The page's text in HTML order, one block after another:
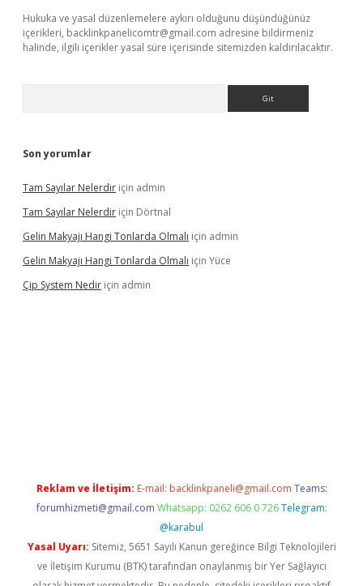
Hukuka ve yasal düzenlemelere aykırı olduğunu düşündüğünüz
içerikleri, backlinkpanelicomtr@gmail.com adresine bildirmeniz
halinde, ilgili içerikler yasal süre içerisinde sitemizden kaldırılacaktır.
Son yorumlar
Tam Sayılar Nelerdir için admin
Tam Sayılar Nelerdir için Dörtnal
Gelin Makyajı Hangi Tonlarda Olmalı için admin
Gelin Makyajı Hangi Tonlarda Olmalı için Yüce
Çip System Nedir için admin
Reklam ve İletişim: E-mail: backlinkpaneli@gmail.com Teams:
forumhizmeti@gmail.com Whatsapp: 0262 606 0 726 Telegram:
@karabul
Yasal Uyarı: Sitemiz, 5651 Sayılı Kanun gereğince Bilgi Teknolojileri
ve İletişim Kurumu (BTK) tarafından onaylanmış bir Yer Sağlayıcı